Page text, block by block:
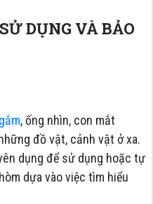
DỤNG VÀ BẢO
, ống nhìn, con mắt
đồ vật, cảnh vật ở xa.
dụng để sử dụng hoặc tự
dựa vào việc tìm hiểu